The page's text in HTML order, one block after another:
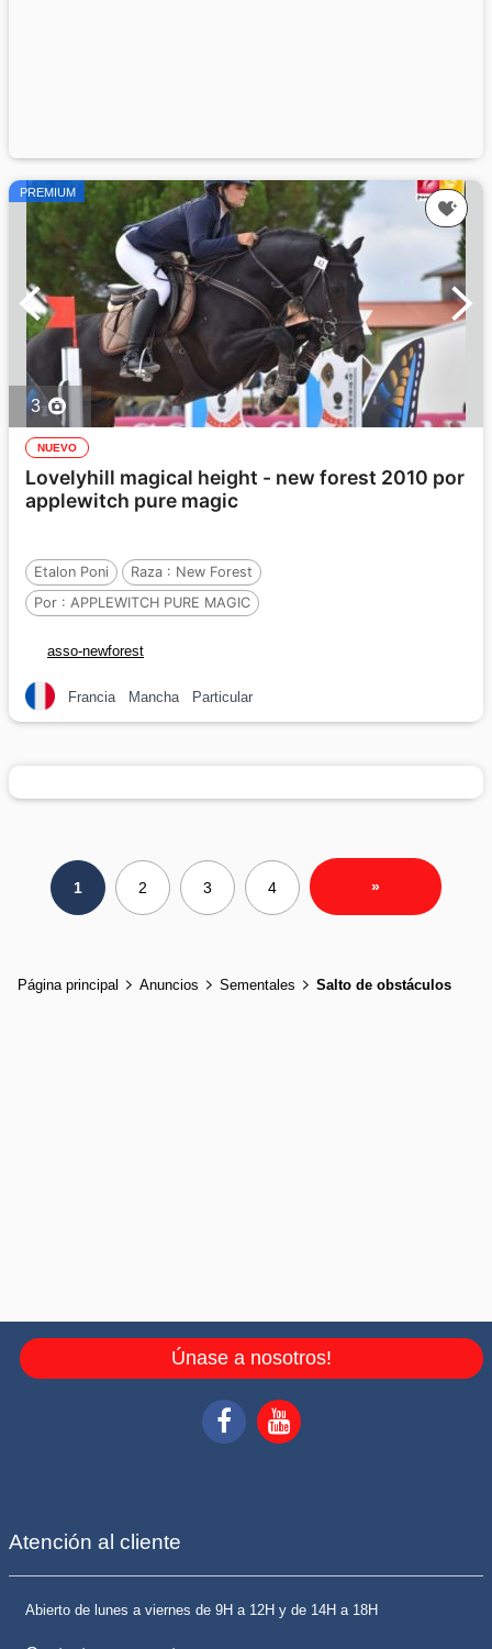
PREMIUM
3
NUEVO
Lovelyhill magical height - new forest 2010 por
applewitch pure magic
Etalon Poni Raza : New Forest
Por : APPLEWITCH PURE MAGIC
asso-newforest
Francia Mancha Particular
1 2 3 4 »
Página principal Anuncios Sementales Salto de obstáculos
Únase a nosotros!
Atención al cliente
Abierto de lunes a viernes de 9H a 12H y de 14H a 18H